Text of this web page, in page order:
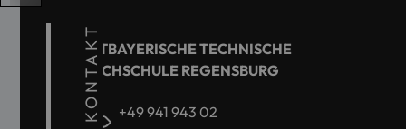
KONTAKT
OSTBAYERISCHE TECHNISCHE
HOCHSCHULE REGENSBURG
+49 941 943 02